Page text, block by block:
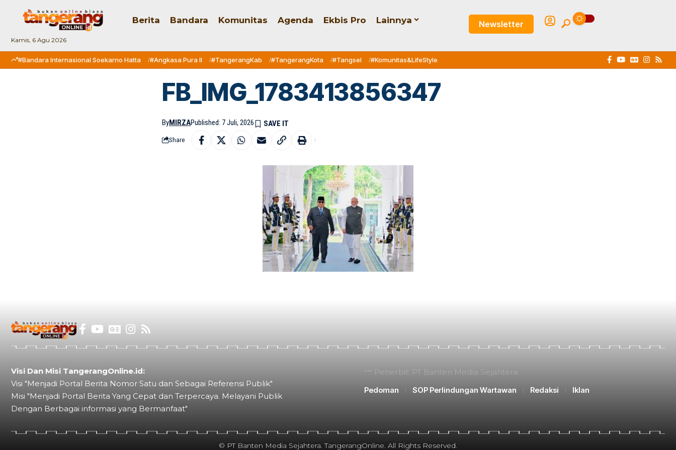
Kamis, 6 Agu 2026
Berita Bandara Komunitas Agenda Ekbis Pro Lainnya Newsletter
#Bandara Internasional Soekarno Hatta #Angkasa Pura II #TangerangKab #TangerangKota #Tangsel #Komunitas&LifeStyle
FB_IMG_1783413856347
ByMIRZAPublished: 7 Juli, 2026
Share
Visi Dan Misi TangerangOnline.id:
Visi "Menjadi Portal Berita Nomor Satu dan Sebagai Referensi Publik"
Misi "Menjadi Portal Berita Yang Cepat dan Terpercaya. Melayani Publik
Dengan Berbagai informasi yang Bermanfaat"
Penerbit: PT Banten Media Sejahtera
Pedoman
SOP Perlindungan Wartawan Redaksi Iklan
© PT Banten Media Sejahtera. TangerangOnline. All Rights Reserved.